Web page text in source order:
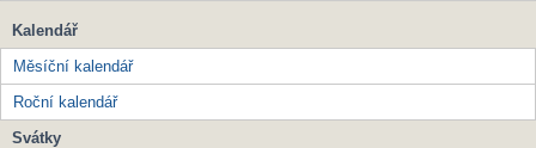
Kalendář
Měsíční kalendář
Roční kalendář
Svátky